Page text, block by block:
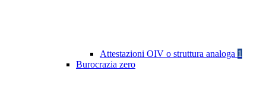
Attestazioni OIV o struttura analoga 1
Burocrazia zero